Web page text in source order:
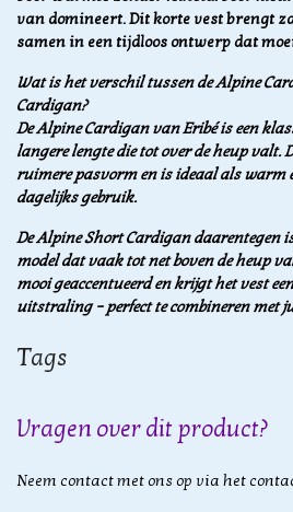
van domineert. Dit korte vest brengt
samen in een tijdloos ontwerp dat
Wat is het verschil tussen de Alpine
Cardigan?
De Alpine Cardigan van Eribé is een
langere lengte die tot over de heup valt.
ruimere pasvorm en is ideaal als warm
dagelijks gebruik.
De Alpine Short Cardigan daarentegen
model dat vaak tot net boven de heup
mooi geaccentueerd en krijgt het vest
uitstraling – perfect te combineren met
Tags
Vragen over dit product?
Neem contact met ons op via het